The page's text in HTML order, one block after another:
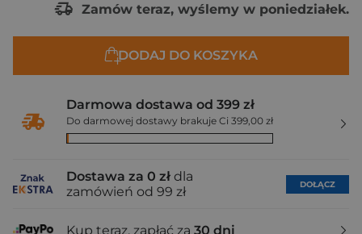
Zamów teraz, wyślemy w poniedziałek.
DODAJ DO KOSZYKA
Darmowa dostawa od 399 zł
Do darmowej dostawy brakuje Ci 399,00 zł
Dostawa za 0 zł dla
zamówień od 99 zł
DOŁĄCZ
Kup teraz, zapłać za 30 dni